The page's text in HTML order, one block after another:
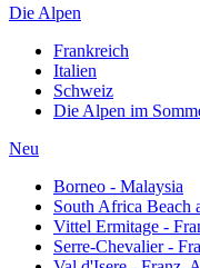
Die Alpen
Frankreich
Italien
Schweiz
Die Alpen im
Neu
Borneo - Malaysia
South Africa Beach
Vittel Ermitage -
Serre-Chevalier -